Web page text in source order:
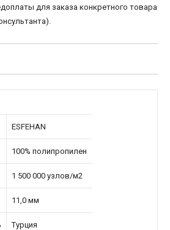
для заказа конкретного товара
ESFEHAN
100% полипропилен
1 500 000 узлов/м2
11,0 мм
Турция